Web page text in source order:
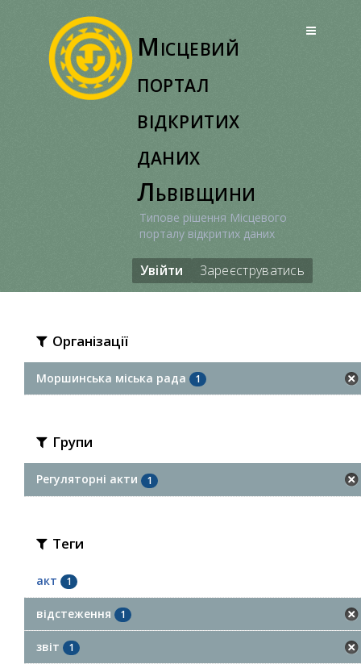
Місцевий
портал
відкритих
даних
Львівщини
Типове рішення Місцевого
порталу відкритих даних
Увійти Зареєструватись
Організації
Моршинська міська рада 1
Групи
Регуляторні акти 1
Теги
акт 1
відстеження 1
звіт 1